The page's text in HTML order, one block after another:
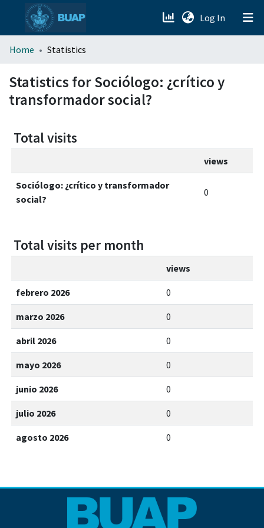
Log In (current)
menu.section.about_menu
All of DSpace
Home Statistics
Statistics for Sociólogo: ¿crítico y
transformador social?
Total visits
views
Sociólogo: ¿crítico y transformador
social?
0
Total visits per month
views
febrero 2026 0
marzo 2026 0
abril 2026 0
mayo 2026 0
junio 2026 0
julio 2026 0
agosto 2026 0